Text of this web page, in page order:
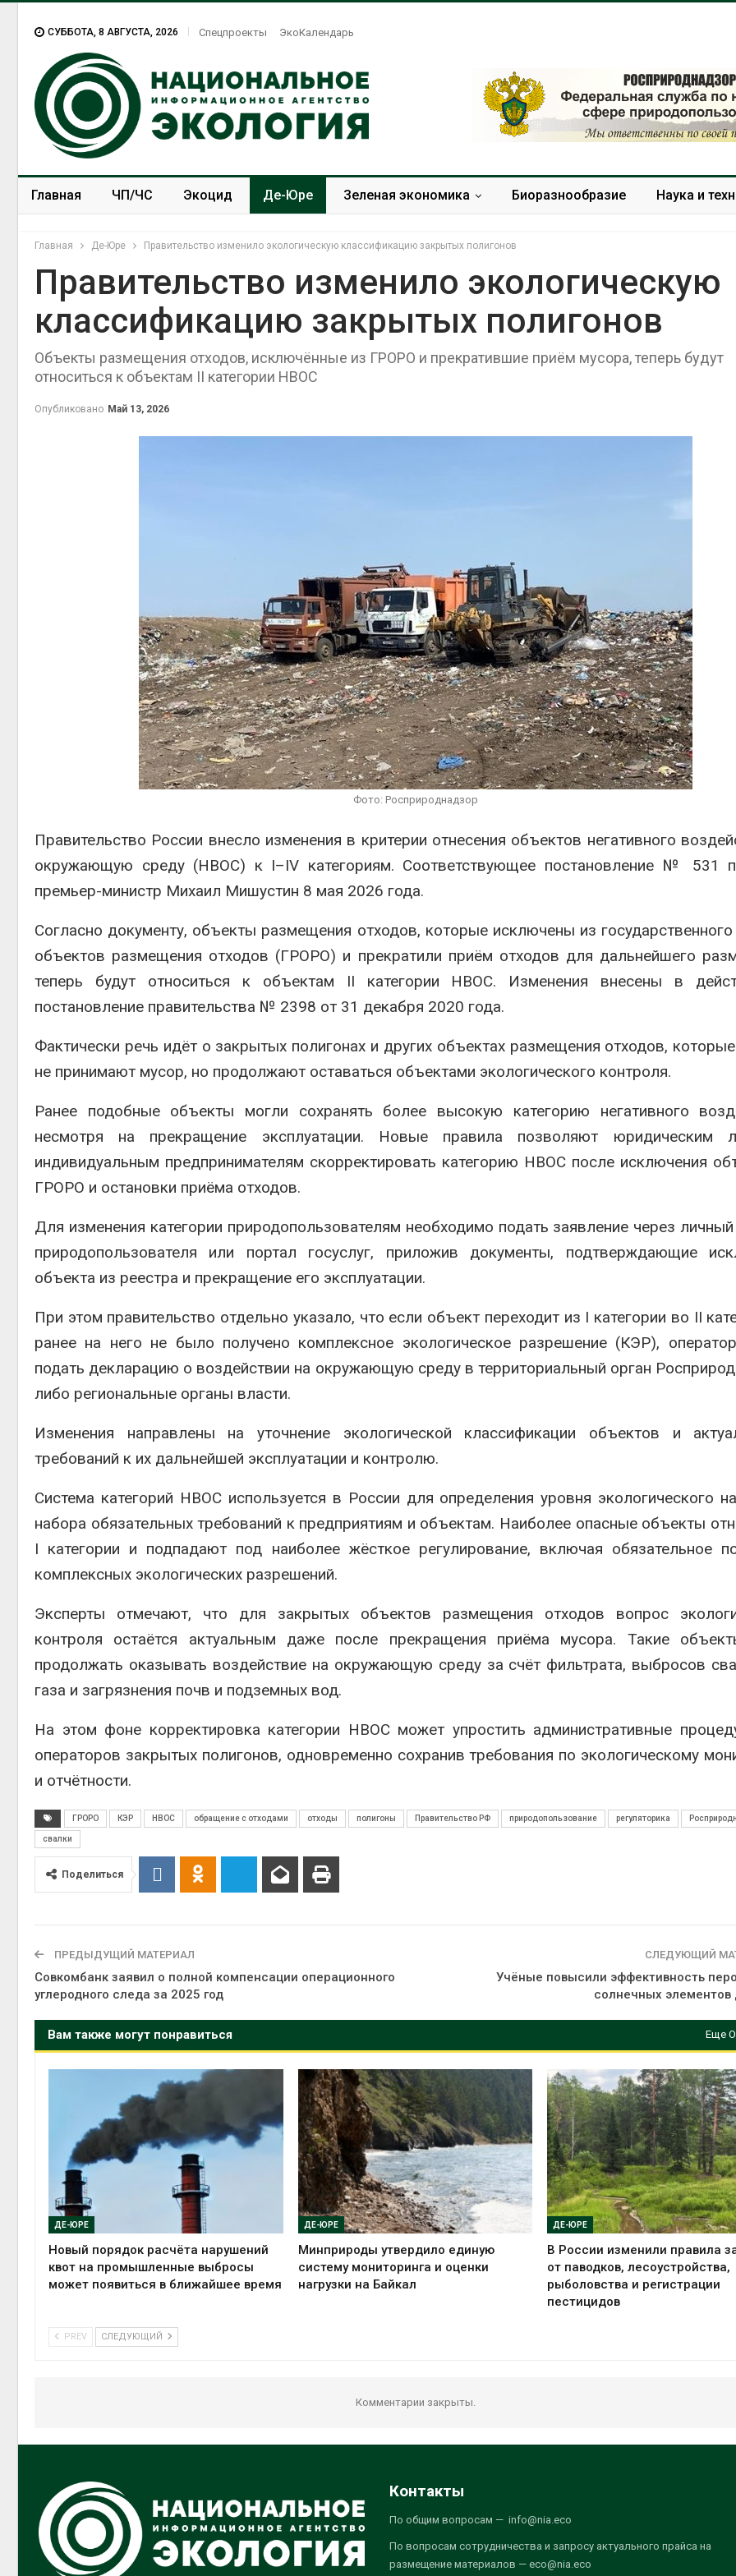
СУББОТА, 8 АВГУСТА, 2026 Спецпроекты ЭкоКалендарь
Главная ЧП/ЧС Экоцид Де-Юре Зеленая экономика Биоразнообразие Наука и
Главная Де-Юре Правительство изменило экологическую классификацию закрытых полигонов
Правительство изменило экологическую
классификацию закрытых полигонов
Объекты размещения отходов, исключённые из ГРОРО и прекратившие приём мусора, теперь будут
относиться к объектам II категории НВОС
Опубликовано Май 13, 2026
Фото: Росприроднадзор
Правительство России внесло изменения в критерии отнесения объектов негативного
окружающую среду (НВОС) к I–IV категориям. Соответствующее постановление № 531
премьер-министр Михаил Мишустин 8 мая 2026 года.
Согласно документу, объекты размещения отходов, которые исключены из государственного
объектов размещения отходов (ГРОРО) и прекратили приём отходов для дальнейшего
теперь будут относиться к объектам II категории НВОС. Изменения внесены в
постановление правительства № 2398 от 31 декабря 2020 года.
Фактически речь идёт о закрытых полигонах и других объектах размещения отходов,
не принимают мусор, но продолжают оставаться объектами экологического контроля.
Ранее подобные объекты могли сохранять более высокую категорию негативного
несмотря на прекращение эксплуатации. Новые правила позволяют юридическим
индивидуальным предпринимателям скорректировать категорию НВОС после исключения
ГРОРО и остановки приёма отходов.
Для изменения категории природопользователям необходимо подать заявление через
природопользователя или портал госуслуг, приложив документы, подтверждающие
объекта из реестра и прекращение его эксплуатации.
При этом правительство отдельно указало, что если объект переходит из I категории во II
ранее на него не было получено комплексное экологическое разрешение (КЭР),
подать декларацию о воздействии на окружающую среду в территориальный орган
либо региональные органы власти.
Изменения направлены на уточнение экологической классификации объектов и
требований к их дальнейшей эксплуатации и контролю.
Система категорий НВОС используется в России для определения уровня экологического
набора обязательных требований к предприятиям и объектам. Наиболее опасные объекты
I категории и подпадают под наиболее жёсткое регулирование, включая обязательное
комплексных экологических разрешений.
Эксперты отмечают, что для закрытых объектов размещения отходов вопрос
контроля остаётся актуальным даже после прекращения приёма мусора. Такие
продолжать оказывать воздействие на окружающую среду за счёт фильтрата, выбросов
газа и загрязнения почв и подземных вод.
На этом фоне корректировка категории НВОС может упростить административные
операторов закрытых полигонов, одновременно сохранив требования по экологическому
и отчётности.
ГРОРО КЭР НВОС обращение с отходами отходы полигоны Правительство РФ природопользование регуляторика
свалки
Поделиться
ПРЕДЫДУЩИЙ МАТЕРИАЛ
Совкомбанк заявил о полной компенсации операционного
углеродного следа за 2025 год
СЛЕДУЮЩИЙ
Учёные повысили эффективность
солнечных элементов
Вам также могут понравиться Еще
ДЕ-ЮРЕ
Новый порядок расчёта нарушений
квот на промышленные выбросы
может появиться в ближайшее время
ДЕ-ЮРЕ
Минприроды утвердило единую
систему мониторинга и оценки
нагрузки на Байкал
ДЕ-ЮРЕ
В России изменили правила
от паводков, лесоустройства,
рыболовства и регистрации
пестицидов
PREV СЛЕДУЮЩИЙ
Комментарии закрыты.
Солнечные панели над
каналами позволяют
вырабатывать энергию и
экономить воду
Панамский канал вновь
ограничивает загрузку
судов из-за дефицита
пресной воды
В китайской провинции
Шэньси из-за паводков
эвакуировали более 140
тыс. человек
экообменники для сбора
Авг 6, 2026
Региональный
экологический контроль
ушёл от проверок к
превысить норму почти в
полтора раза
Авг 7, 2026
Евросоюз потребовал
увеличить вложения в
защиту природы на фоне
роста ущерба от пожаров
Авг 7, 2026
Дом из старых шин
может обходиться без
кондиционера и почти
без отопления
Авг 7, 2026
олени набирают вес
Авг 7, 2026
Ozon
помощи для
Нижнего
Авг 7, 2026
В Индии
масштабном
из-за
пены
Авг 7, 2026
Названы
России по
года
Авг 7, 2026
регионов
природными явлениями
Контакты
По общим вопросам — info@nia.eco
По вопросам сотрудничества и запросу актуального прайса на
размещение материалов — eco@nia.eco